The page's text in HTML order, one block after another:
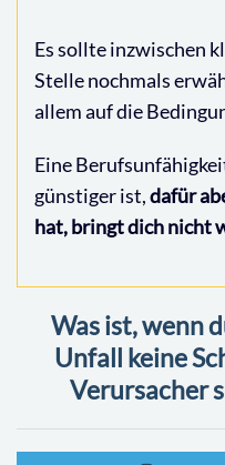
Es sollte inzwischen
Stelle nochmals
allem auf die
Eine
günstiger ist,dafür
hat, bringt dich nicht
Was ist, wenn
Unfall keine
Verursacher